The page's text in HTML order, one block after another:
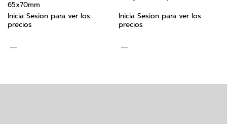
65x70mm
Inicia Sesion para ver los
precios
Inicia Sesion para ver los
precios